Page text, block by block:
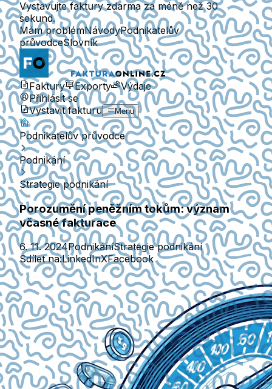
Vystavujte faktury zdarma za méně než 30
sekund.
Mám problémNávodyPodnikatelův
průvodceSlovník
Faktury Exporty
Výdaje
Přihlásit se
Vystavit fakturu
Menu
Podnikatelův průvodce
Podnikání
Strategie podnikání
Porozumění peněžním tokům: význam
včasné fakturace
6. 11. 2024PodnikáníStrategie podnikání
Sdílet na:LinkedInXFacebook